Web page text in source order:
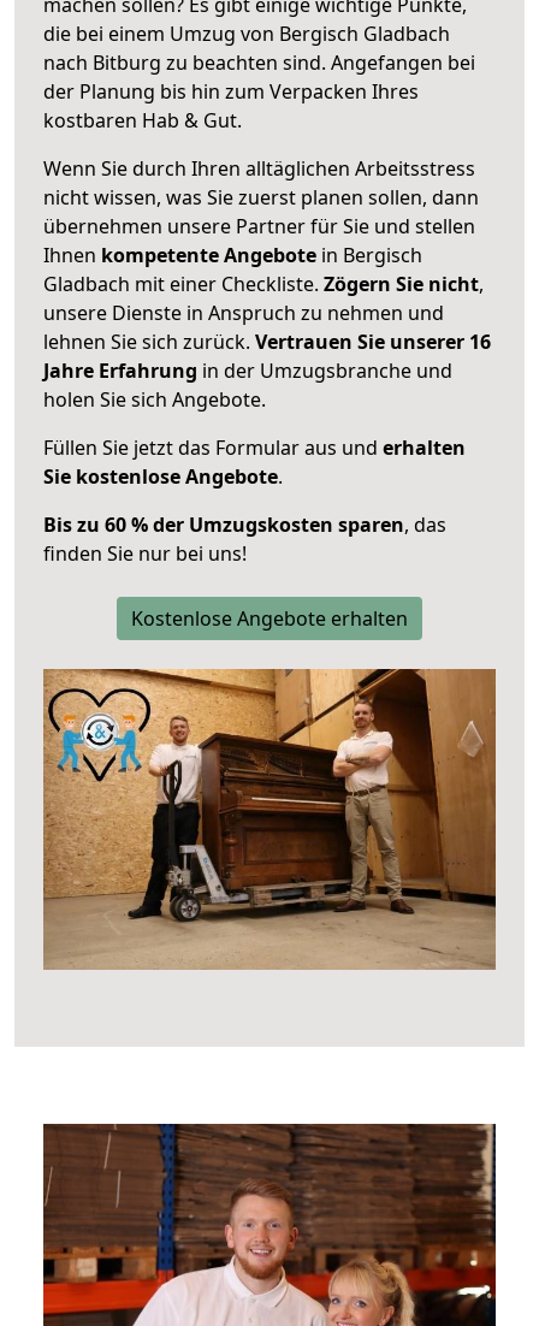
die bei einem Umzug von Bergisch Gladbach
nach Bitburg zu beachten sind. Angefangen bei
der Planung bis hin zum Verpacken Ihres
kostbaren Hab & Gut.
Wenn Sie durch Ihren alltäglichen Arbeitsstress
nicht wissen, was Sie zuerst planen sollen, dann
übernehmen unsere Partner für Sie und stellen
Ihnen kompetente Angebote in Bergisch
Gladbach mit einer Checkliste. Zögern Sie nicht,
unsere Dienste in Anspruch zu nehmen und
lehnen Sie sich zurück. Vertrauen Sie unserer 16
Jahre Erfahrung in der Umzugsbranche und
holen Sie sich Angebote.
Füllen Sie jetzt das Formular aus und erhalten
Sie kostenlose Angebote.
Bis zu 60 % der Umzugskosten sparen, das
finden Sie nur bei uns!
Kostenlose Angebote erhalten